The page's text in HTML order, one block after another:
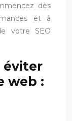
dès
et à
votre SEO
éviter
web :